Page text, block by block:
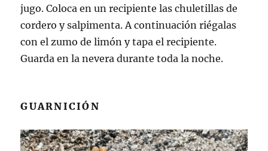
jugo. Coloca en un recipiente las chuletillas de
cordero y salpimenta. A continuación riégalas
con el zumo de limón y tapa el recipiente.
Guarda en la nevera durante toda la noche.
GUARNICIÓN